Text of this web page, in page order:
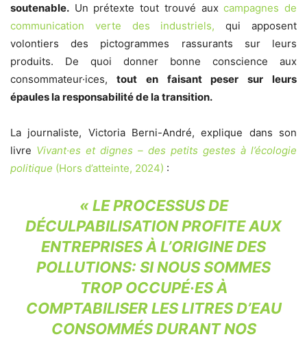
soutenable. Un prétexte tout trouvé auxcampagnes de
communication verte des industriels, qui apposent
volontiers des pictogrammes rassurants sur leurs
produits. De quoi donner bonne conscience aux
consommateur·ices, tout en faisant peser sur leurs
épaules la responsabilité de la transition.
La journaliste, Victoria Berni-André, explique dans son
livre Vivant·es et dignes – des petits gestes à l’écologie
politique (Hors d’atteinte, 2024) :
« LE PROCESSUS DE
DÉCULPABILISATION PROFITE AUX
ENTREPRISES À L’ORIGINE DES
POLLUTIONS: SI NOUS SOMMES
TROP OCCUPÉ·ES À
COMPTABILISER LES LITRES D’EAU
CONSOMMÉS DURANT NOS